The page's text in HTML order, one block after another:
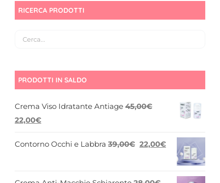
RICERCA PRODOTTI
PRODOTTI IN SALDO
Crema Viso Idratante Antiage 45,00€
Il
originale
22,00€
attuale
Contorno Occhi e Labbra 39,00€ Il
22,00€
prezzo